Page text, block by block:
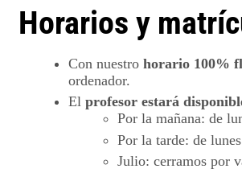
Horarios y
Con nuestro horario 100%
ordenador.
El profesor estará
Por la mañana: de
Por la tarde: de
Julio: cerramos por